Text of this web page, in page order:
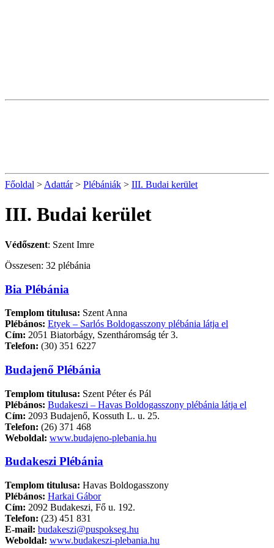
Főoldal > Adattár> Plébániák > III. Budai kerület
III. Budai kerület
Védőszent: Szent Imre
Összesen: 32 plébánia
Bia Plébánia
Templom titulusa: Szent Anna
Plébános: Etyek – Sarlós Boldogasszony plébánia látja el
Cím: 2051 Biatorbágy, Szentháromság tér 3.
Telefon: (30) 351 6227
Budajenő Plébánia
Templom titulusa: Szent Péter és Pál
Plébános: Budakeszi – Havas Boldogasszony plébánia látja el
Cím: 2093 Budajenő, Kossuth L. u. 25.
Telefon: (26) 371 468
Weboldal: www.budajeno-plebania.hu
Budakeszi Plébánia
Templom titulusa: Havas Boldogasszony
Plébános: Harkai Gábor
Cím: 2092 Budakeszi, Fő u. 192.
Telefon: (23) 451 831
E-mail: budakeszi@puspokseg.hu
Weboldal: www.budakeszi-plebania.hu